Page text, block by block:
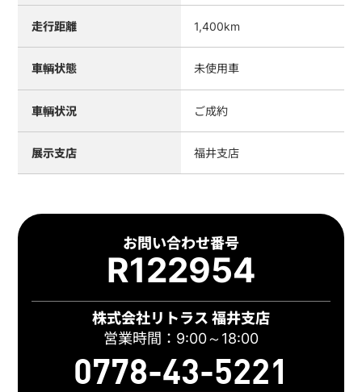
走行距離 1,400km
車輌状態 未使用車
車輌状況 ご成約
展示支店 福井支店
お問い合わせ番号
R122954
株式会社リトラス 福井支店
営業時間：9:00～18:00
0778-43-5221